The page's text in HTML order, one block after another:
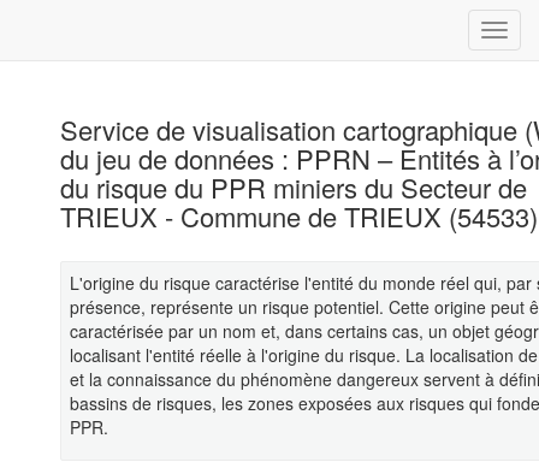
Service de visualisation cartographique
du jeu de données : PPRN – Entités à
du risque du PPR miniers du Secteur de
TRIEUX - Commune de TRIEUX (54533)
L'origine du risque caractérise l'entité du monde réel qui, par
présence, représente un risque potentiel. Cette origine peut
caractérisée par un nom et, dans certains cas, un objet
localisant l'entité réelle à l'origine du risque. La localisation
et la connaissance du phénomène dangereux servent à
bassins de risques, les zones exposées aux risques qui
PPR.